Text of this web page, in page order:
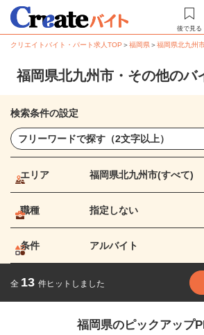
後で見る
クリエイトバイト・パート求人TOP ＞福岡県＞福岡県北九州
福岡県北九州市・その他のバ
検索条件の設定
エリア 福岡県北九州市(すべて)
職種 指定しない
条件 アルバイト
全 13 件ヒットしました
福岡県のピックアップ